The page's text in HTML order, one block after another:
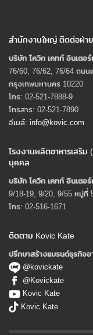
สำนักงานใหญ่ ติดต่อฝ่า
บริษัท โควิก เคทท์ อินเตอ
76/60, 76/62, 76/64 ถน
กรุงเทพมหานคร 10220
โทร: 02-521-7888-9
โทรสาร: 02-521-7890
อีเมล์: info@kovic.com
โรงงานผลิตอาหารเสริ
บุคคล
บริษัท โควิก เคทท์ อินเตอ
9/18-19, 9/20, 9/55 หมู่
โทร: 02-516-1671
ติดตาม Kovic Kate
ปรึกษาสร้างแบรนด์ธุรกิจอ
@kovickate
@Kovickate
Kovic Kate
Kovic Kate